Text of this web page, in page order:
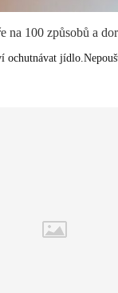
na 100 způsobů a
ochutnávat